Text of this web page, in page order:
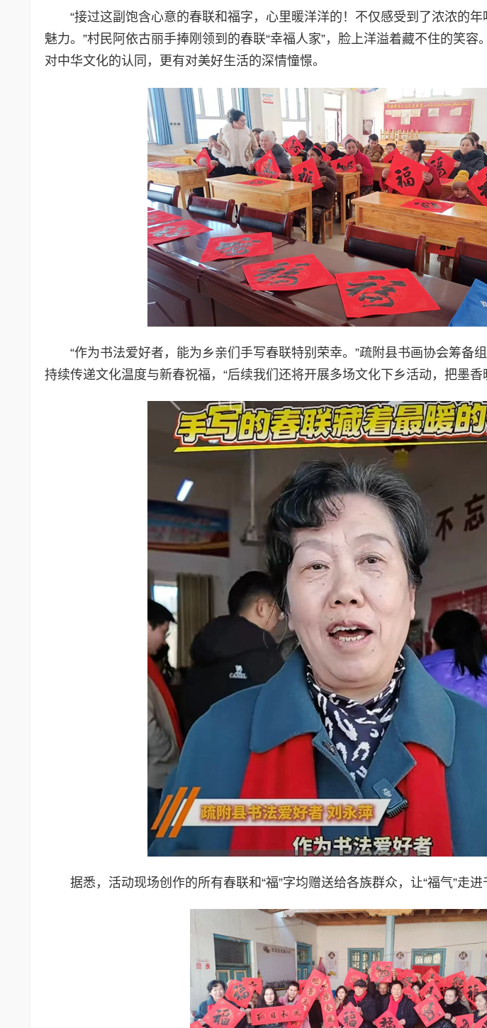
“接过这副饱含心意的春联和福字，心里暖洋洋的！不仅感受到了浓浓的
魅力。”村民阿依古丽手捧刚领到的春联“幸福人家”，脸上洋溢着藏不住的笑
对中华文化的认同，更有对美好生活的深情憧憬。
“作为书法爱好者，能为乡亲们手写春联特别荣幸。”疏附县书画协会筹备
持续传递文化温度与新春祝福，“后续我们还将开展多场文化下乡活动，把墨
据悉，活动现场创作的所有春联和“福”字均赠送给各族群众，让“福气”走进